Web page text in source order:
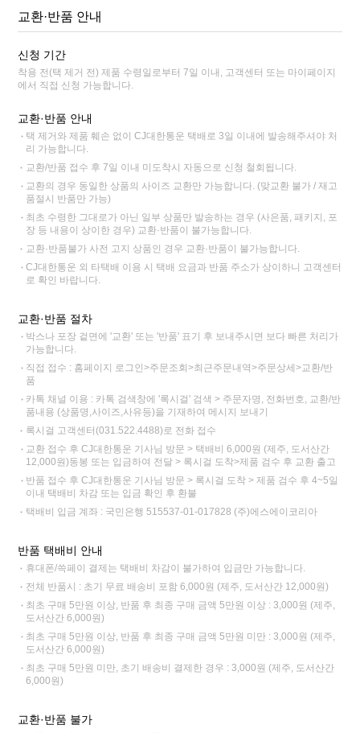
교환·반품 안내
신청 기간
착용 전(택 제거 전) 제품 수령일로부터 7일 이내, 고객센터 또는 마이페이지
에서 직접 신청 가능합니다.
교환·반품 안내
택 제거와 제품 훼손 없이 CJ대한통운 택배로 3일 이내에 발송해주셔야 처
리 가능합니다.
교환/반품 접수 후 7일 이내 미도착시 자동으로 신청 철회됩니다.
교환의 경우 동일한 상품의 사이즈 교환만 가능합니다. (맞교환 불가 / 재고
품절시 반품만 가능)
최초 수령한 그대로가 아닌 일부 상품만 발송하는 경우 (사은품, 패키지, 포
장 등 내용이 상이한 경우) 교환·반품이 불가능합니다.
교환·반품불가 사전 고지 상품인 경우 교환·반품이 불가능합니다.
CJ대한통운 외 타택배 이용 시 택배 요금과 반품 주소가 상이하니 고객센터
로 확인 바랍니다.
교환·반품 절차
박스나 포장 겉면에 '교환' 또는 '반품' 표기 후 보내주시면 보다 빠른 처리가
가능합니다.
직접 접수 : 홈페이지 로그인>주문조회>최근주문내역>주문상세>교환/반
품
카톡 채널 이용 : 카톡 검색창에 '록시걸' 검색 > 주문자명, 전화번호, 교환/반
품내용 (상품명,사이즈,사유등)을 기재하여 메시지 보내기
록시걸 고객센터(031.522.4488)로 전화 접수
교환 접수 후 CJ대한통운 기사님 방문 > 택배비 6,000원 (제주, 도서산간
12,000원)동봉 또는 입금하여 전달 > 록시걸 도착>제품 검수 후 교환 출고
반품 접수 후 CJ대한통운 기사님 방문 > 록시걸 도착 > 제품 검수 후 4~5일
이내 택배비 차감 또는 입금 확인 후 환불
택배비 입금 계좌 : 국민은행 515537-01-017828 (주)에스에이코리아
반품 택배비 안내
휴대폰/쓱페이 결제는 택배비 차감이 불가하여 입금만 가능합니다.
전체 반품시 : 초기 무료 배송비 포함 6,000원 (제주, 도서산간 12,000원)
최초 구매 5만원 이상, 반품 후 최종 구매 금액 5만원 이상 : 3,000원 (제주,
도서산간 6,000원)
최초 구매 5만원 이상, 반품 후 최종 구매 금액 5만원 미만 : 3,000원 (제주,
도서산간 6,000원)
최초 구매 5만원 미만, 초기 배송비 결제한 경우 : 3,000원 (제주, 도서산간
6,000원)
교환·반품 불가